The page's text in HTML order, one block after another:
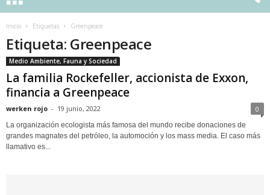
Inicio Etiquetas Greenpeace
Etiqueta: Greenpeace
Medio Ambiente, Fauna y Sociedad
La familia Rockefeller, accionista de Exxon,
financia a Greenpeace
werken rojo - 19 junio, 2022 0
La organización ecologista más famosa del mundo recibe donaciones de
grandes magnates del petróleo, la automoción y los mass media. El caso más
llamativo es...